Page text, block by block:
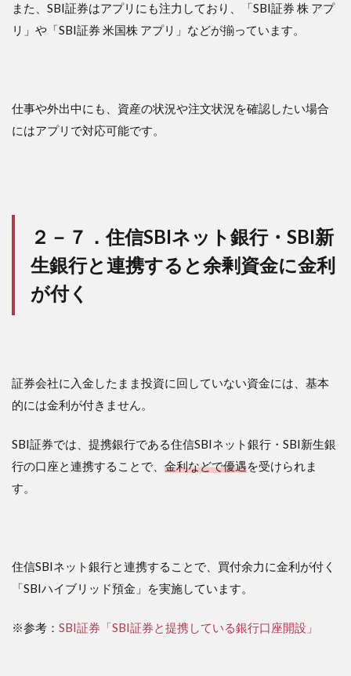
また、SBI証券はアプリにも注力しており、「SBI証券 株 アプ
リ」や「SBI証券 米国株 アプリ」などが揃っています。
仕事や外出中にも、資産の状況や注文状況を確認したい場合
にはアプリで対応可能です。
２－７．住信SBIネット銀行・SBI新
生銀行と連携すると余剰資金に金利
が付く
証券会社に入金したまま投資に回していない資金には、基本
的には金利が付きません。
SBI証券では、提携銀行である住信SBIネット銀行・SBI新生銀
行の口座と連携することで、 金利などで優遇を受けられま
す。
住信SBIネット銀行と連携することで、買付余力に金利が付く
「SBIハイブリッド預金」を実施しています。
※参考： SBI証券「SBI証券と提携している銀行口座開設」